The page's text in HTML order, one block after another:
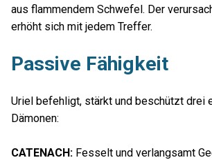
aus flammendem Schwefel. Der
erhöht sich mit jedem Treffer.
Passive Fähigkeit
Uriel befehligt, stärkt und beschützt drei
Dämonen:
CATENACH: Fesselt und verlangsamt